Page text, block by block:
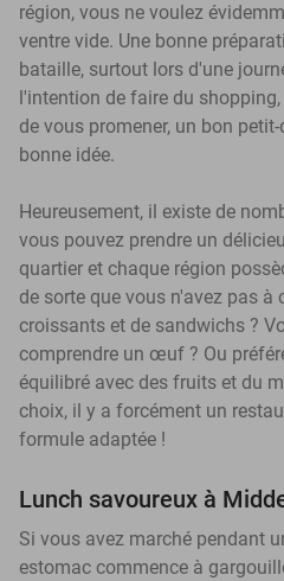
région, vous ne voulez
ventre vide. Une bonne
bataille, surtout lors d'une
l'intention de faire du
de vous promener, un bon
bonne idée.
Heureusement, il existe de
vous pouvez prendre un
quartier et chaque région
de sorte que vous n'avez pas à
croissants et de sandwichs ?
comprendre un œuf ? Ou
équilibré avec des fruits et du
choix, il y a forcément un
formule adaptée !
Lunch savoureux à
Si vous avez marché pendant
estomac commence à